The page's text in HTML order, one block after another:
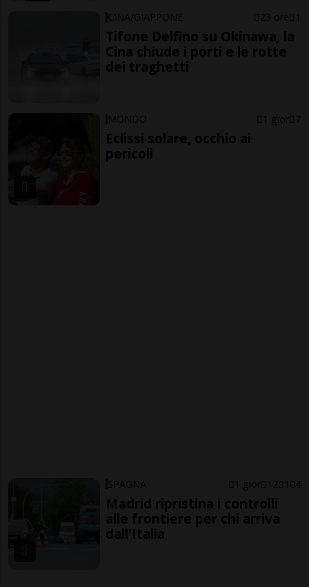
CINA/GIAPPONE 23 ore 1
Tifone Delfino su Okinawa, la
Cina chiude i porti e le rotte
dei traghetti
MONDO 1 gior 7
Eclissi solare, occhio ai
pericoli
SPAGNA 1 gior 12 104
Madrid ripristina i controlli
alle frontiere per chi arriva
dall'Italia